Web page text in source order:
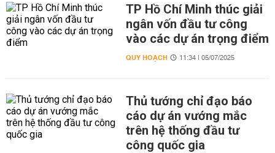
TP Hồ Chí Minh thúc giải
ngân vốn đầu tư công
vào các dự án trọng điểm
QUY HOẠCH 11:34 | 05/07/2025
Thủ tướng chỉ đạo báo
cáo dự án vướng mắc
trên hệ thống đầu tư
công quốc gia